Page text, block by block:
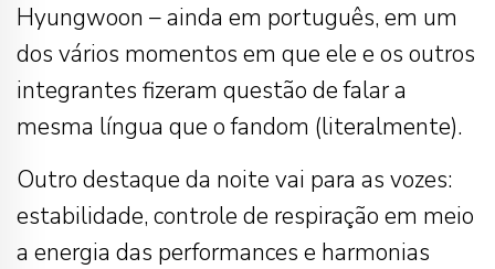
Hyungwoon – ainda em português, em um
dos vários momentos em que ele e os outros
integrantes fizeram questão de falar a
mesma língua que o fandom (literalmente).
Outro destaque da noite vai para as vozes:
estabilidade, controle de respiração em meio
a energia das performances e harmonias